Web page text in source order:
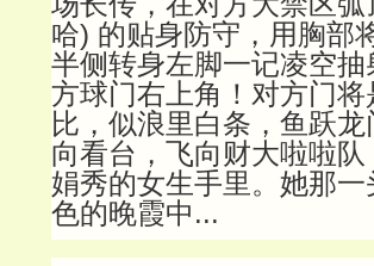
哈) 的贴身防守，用胸部
半侧转身左脚一记凌空
方球门右上角！对方门
比，似浪里白条，鱼跃
向看台，飞向财大啦啦
娟秀的女生手里。她那
色的晚霞中...